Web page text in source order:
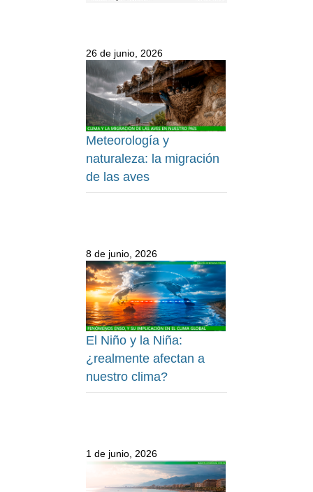
26 de junio, 2026
Meteorología y
naturaleza: la migración
de las aves
8 de junio, 2026
El Niño y la Niña:
¿realmente afectan a
nuestro clima?
1 de junio, 2026